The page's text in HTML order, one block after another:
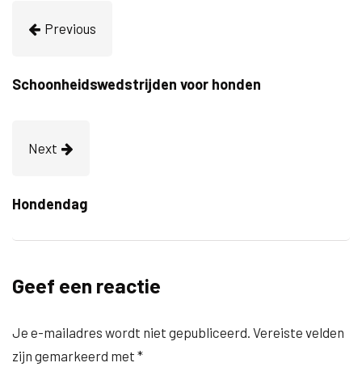
Previous
Schoonheidswedstrijden voor honden
Next
Hondendag
Geef een reactie
Je e-mailadres wordt niet gepubliceerd. Vereiste velden
zijn gemarkeerd met *